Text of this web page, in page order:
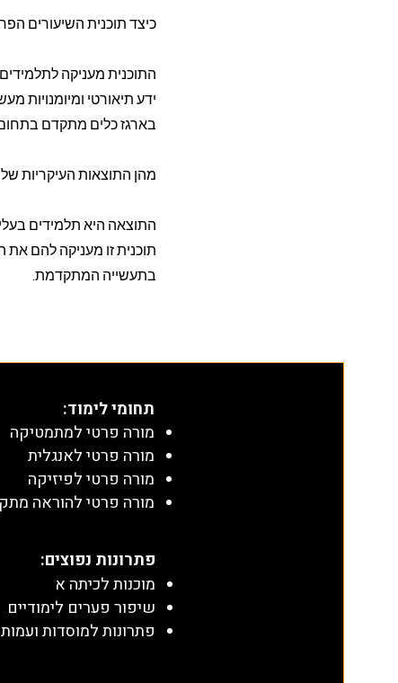
כיצד תוכנית השיעורים
התוכנית מעניקה
ידע תיאורטי ומיומנויות
בארגז כלים מתקדם
מהן התוצאות העיקריות
התוצאה היא תלמידים
תוכנית זו מעניקה להם
בתעשייה המתקדמת.
תחומי לימוד:
מורה פרטי למתמטיקה
מורה פרטי לאנגלית
מורה פרטי לפיזיקה
מורה פרטי להוראה
​פתרונות נפוצים:
מוכנות לכיתה א
שיפור פערים לימודיים
פתרונות למוסדות